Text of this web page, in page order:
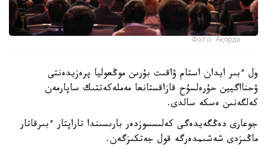
Фото: Ақорда
ول ءبىر ايدان استام ۋاقىت بۇرىن موڭعوليا پرەزيدەنتى
ۋحنااگيين حۇرەلسۇح قازاقستانعا مەملەكەتتىك ساپارمەن
كەلگەنىن ەسكە سالدى.
جوعارى دەڭگەيدەگى كەلىسسوزدەر بارىسىندا تاراپتار ءبىرقاتار
ماڭىزدى شەشىمدەرگە قول جەتكىزگەن.